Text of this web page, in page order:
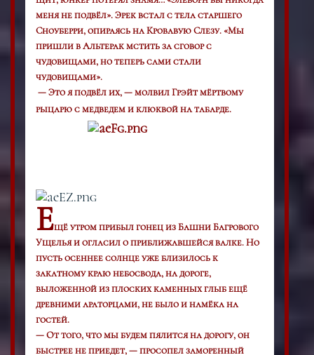
меня не подвёл». Эрек встал с тела старшего
Сноуберри, опираясь на Кровавую Слезу. «Мы
пришли в Альтерак мстить за сговор с
чудовищами, но теперь сами стали
чудовищами».
— Это я подвёл их, — молвил Грэйт мёртвому
рыцарю с медведем и клюквой на табарде.
Eщё утром прибыл гонец из Башни Багрового
Ущелья и огласил о приближавшейся валке. Но
пусть осеннее солнце уже близилось к
закатному краю небосвода, на дороге,
выложенной из плоских каменных глыб ещё
древними араторцами, не было и намёка на
гостей.
— От того, что мы будем пялится на дорогу, он
быстрее не приедет, — просопел заморенный